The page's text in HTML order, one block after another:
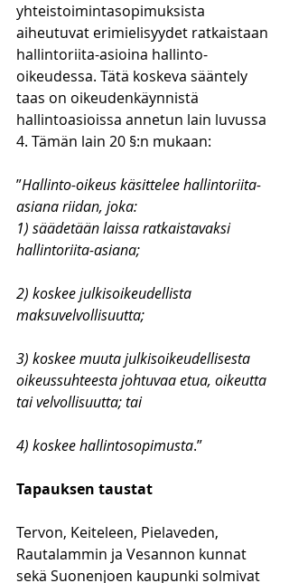
yhteistoimintasopimuksista
aiheutuvat erimielisyydet ratkaistaan
hallintoriita-asioina hallinto-
oikeudessa. Tätä koskeva sääntely
taas on oikeudenkäynnistä
hallintoasioissa annetun lain luvussa
4. Tämän lain 20 §:n mukaan:
”Hallinto-oikeus käsittelee hallintoriita-
asiana riidan, joka:
1) säädetään laissa ratkaistavaksi
hallintoriita-asiana;
2) koskee julkisoikeudellista
maksuvelvollisuutta;
3) koskee muuta julkisoikeudellisesta
oikeussuhteesta johtuvaa etua, oikeutta
tai velvollisuutta; tai
4) koskee hallintosopimusta.”
Tapauksen taustat
Tervon, Keiteleen, Pielaveden,
Rautalammin ja Vesannon kunnat
sekä Suonenjoen kaupunki solmivat